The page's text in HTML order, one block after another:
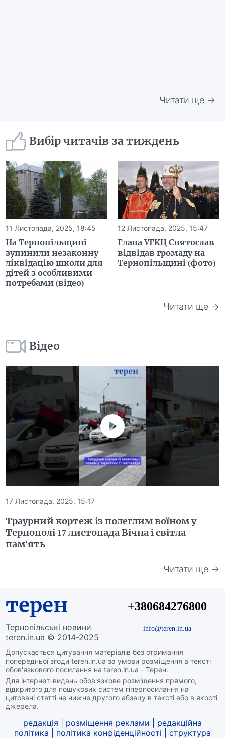
Читати ще →
Вибір читачів за тиждень
11 Листопада, 2025, 18:45
На Тернопільщині
зупинили незаконну
ліквідацію школи для
дітей з особливими
потребами (відео)
12 Листопада, 2025, 15:47
Глава УГКЦ Святослав
відвідав громаду на
Тернопільщині (фото)
Читати ще →
Відео
17 Листопада, 2025, 15:17
Траурний кортеж із полеглим воїном у
Тернополі 17 листопада Вічна і світла
пам'ять
Читати ще →
терен
Тернопільські новини
teren.in.ua © 2014-2025
Допускається цитування матеріалів без отримання
попередньої згоди teren.in.ua за умови розміщення в тексті
обов'язкового посилання на teren.in.ua - Терен.
Для інтернет-видань обов'язкове розміщення прямого,
відкритого для пошукових систем гіперпосилання на
цитовані статті не нижче другого абзацу в тексті або в якості
джерела.
+380684276800
info@teren.in.ua
редакція розміщення реклами
редакційна
політика
політика конфіденційності структура